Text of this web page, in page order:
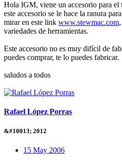
Hola IGM, viene un accesorio para el
este accesorio se le hace la ranura
mirar en este link www.stewmac.com
variedades de herramientas.
Este accesorio no es muy difícil de
puedes comprar, te lo puedes fabricar.
saludos a todos
Rafael López Porras
&#10013; 2012
15 May 2006